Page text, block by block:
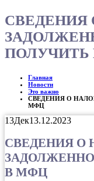
СВЕДЕНИЯ
Главная
Новости
Это важно
СВЕДЕНИЯ О
МФЦ
13Дек13.12.2023
СВЕДЕНИЯ О
В МФЦ